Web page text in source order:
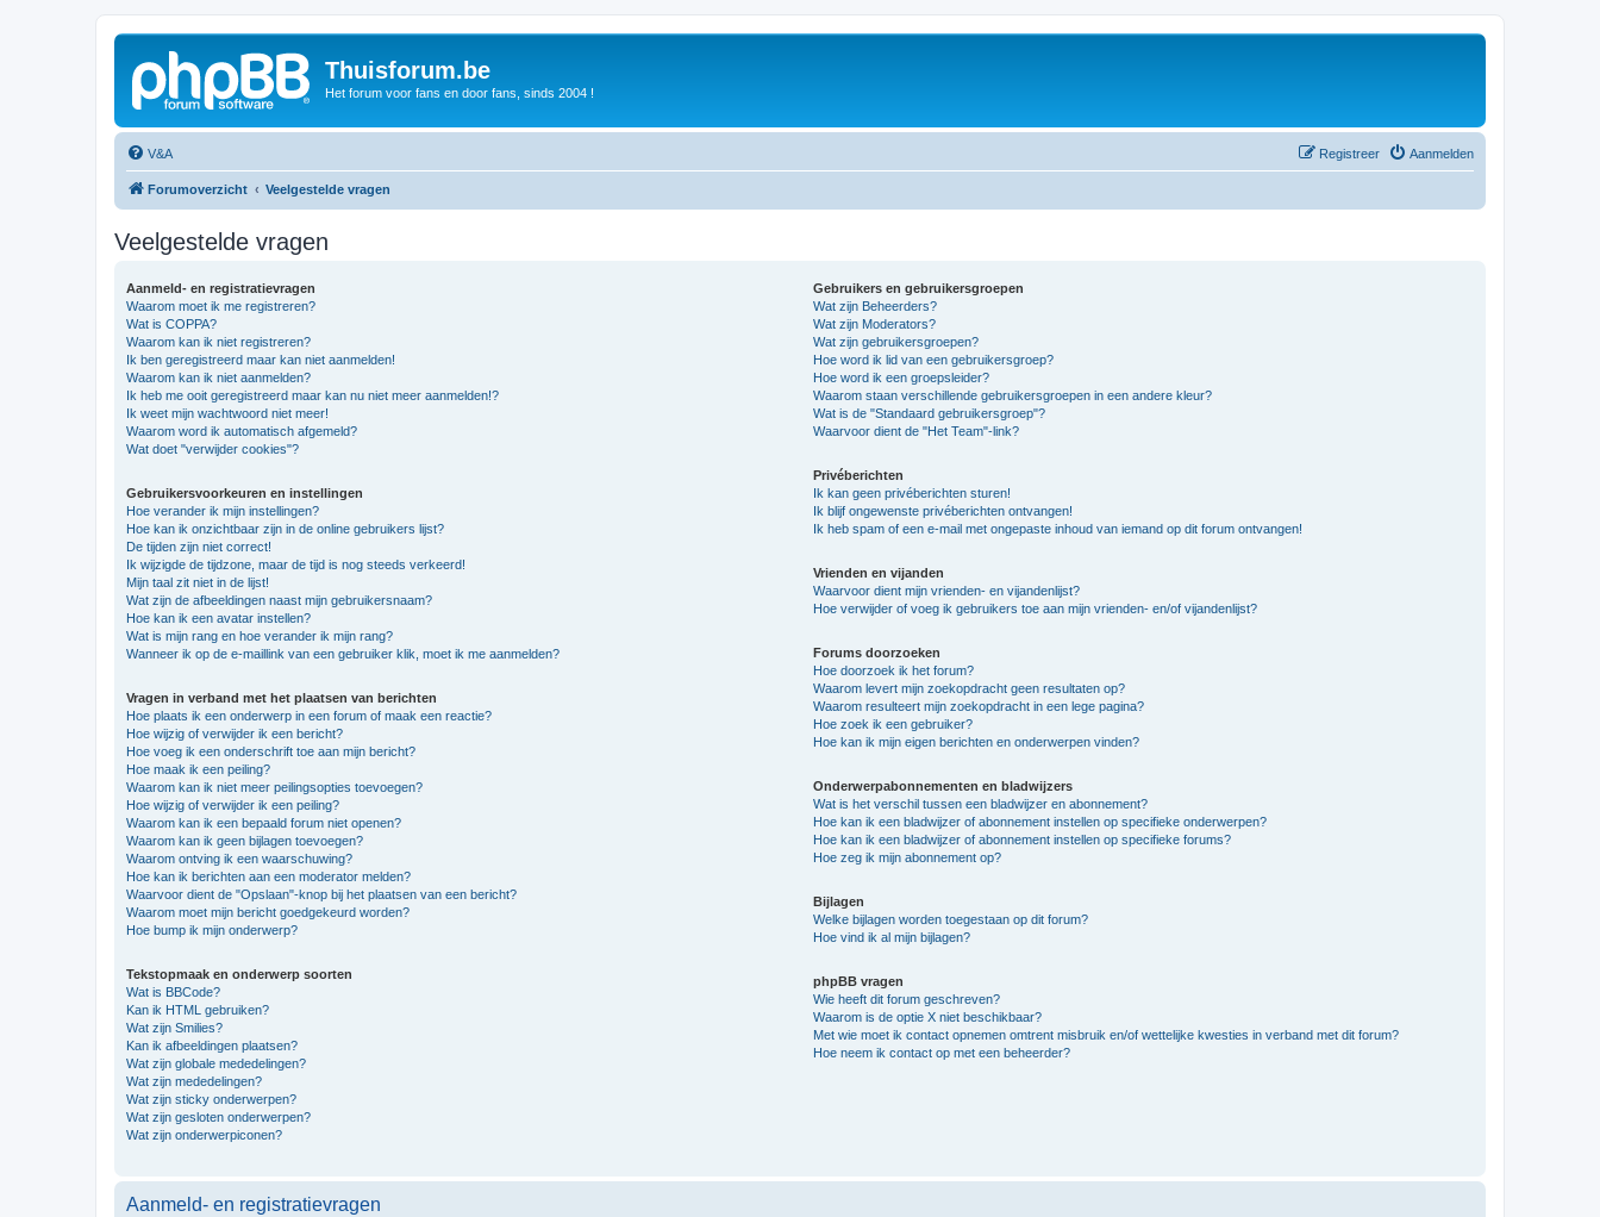
Thuisforum.be
Het forum voor fans en door fans, sinds 2004 !
V&A Aanmelden
Registreer
Forumoverzicht Veelgestelde vragen
Veelgestelde vragen
Aanmeld- en registratievragen
Waarom moet ik me registreren?
Wat is COPPA?
Waarom kan ik niet registreren?
Ik ben geregistreerd maar kan niet aanmelden!
Waarom kan ik niet aanmelden?
Ik heb me ooit geregistreerd maar kan nu niet meer aanmelden!?
Ik weet mijn wachtwoord niet meer!
Waarom word ik automatisch afgemeld?
Wat doet "verwijder cookies"?
Gebruikersvoorkeuren en instellingen
Hoe verander ik mijn instellingen?
Hoe kan ik onzichtbaar zijn in de online gebruikers lijst?
De tijden zijn niet correct!
Ik wijzigde de tijdzone, maar de tijd is nog steeds verkeerd!
Mijn taal zit niet in de lijst!
Wat zijn de afbeeldingen naast mijn gebruikersnaam?
Hoe kan ik een avatar instellen?
Wat is mijn rang en hoe verander ik mijn rang?
Wanneer ik op de e-maillink van een gebruiker klik, moet ik me aanmelden?
Vragen in verband met het plaatsen van berichten
Hoe plaats ik een onderwerp in een forum of maak een reactie?
Hoe wijzig of verwijder ik een bericht?
Hoe voeg ik een onderschrift toe aan mijn bericht?
Hoe maak ik een peiling?
Waarom kan ik niet meer peilingsopties toevoegen?
Hoe wijzig of verwijder ik een peiling?
Waarom kan ik een bepaald forum niet openen?
Waarom kan ik geen bijlagen toevoegen?
Waarom ontving ik een waarschuwing?
Hoe kan ik berichten aan een moderator melden?
Waarvoor dient de "Opslaan"-knop bij het plaatsen van een bericht?
Waarom moet mijn bericht goedgekeurd worden?
Hoe bump ik mijn onderwerp?
Tekstopmaak en onderwerp soorten
Wat is BBCode?
Kan ik HTML gebruiken?
Wat zijn Smilies?
Kan ik afbeeldingen plaatsen?
Wat zijn globale mededelingen?
Wat zijn mededelingen?
Wat zijn sticky onderwerpen?
Wat zijn gesloten onderwerpen?
Wat zijn onderwerpiconen?
Gebruikers en gebruikersgroepen
Wat zijn Beheerders?
Wat zijn Moderators?
Wat zijn gebruikersgroepen?
Hoe word ik lid van een gebruikersgroep?
Hoe word ik een groepsleider?
Waarom staan verschillende gebruikersgroepen in een andere kleur?
Wat is de "Standaard gebruikersgroep"?
Waarvoor dient de "Het Team"-link?
Privéberichten
Ik kan geen privéberichten sturen!
Ik blijf ongewenste privéberichten ontvangen!
Ik heb spam of een e-mail met ongepaste inhoud van iemand op dit forum ontvangen!
Vrienden en vijanden
Waarvoor dient mijn vrienden- en vijandenlijst?
Hoe verwijder of voeg ik gebruikers toe aan mijn vrienden- en/of vijandenlijst?
Forums doorzoeken
Hoe doorzoek ik het forum?
Waarom levert mijn zoekopdracht geen resultaten op?
Waarom resulteert mijn zoekopdracht in een lege pagina?
Hoe zoek ik een gebruiker?
Hoe kan ik mijn eigen berichten en onderwerpen vinden?
Onderwerpabonnementen en bladwijzers
Wat is het verschil tussen een bladwijzer en abonnement?
Hoe kan ik een bladwijzer of abonnement instellen op specifieke onderwerpen?
Hoe kan ik een bladwijzer of abonnement instellen op specifieke forums?
Hoe zeg ik mijn abonnement op?
Bijlagen
Welke bijlagen worden toegestaan op dit forum?
Hoe vind ik al mijn bijlagen?
phpBB vragen
Wie heeft dit forum geschreven?
Waarom is de optie X niet beschikbaar?
Met wie moet ik contact opnemen omtrent misbruik en/of wettelijke kwesties in verband met dit forum?
Hoe neem ik contact op met een beheerder?
Aanmeld- en registratievragen